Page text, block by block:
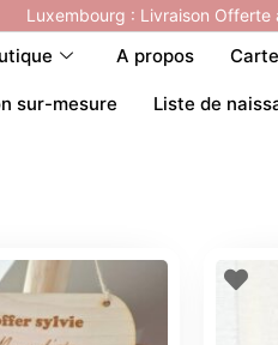
Luxembourg : Livraison Offerte
A propos
sur-mesure Liste de